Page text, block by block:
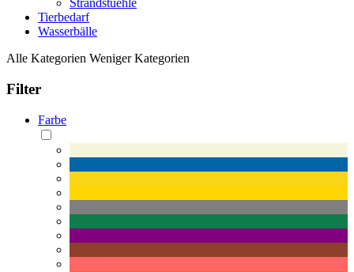
Strandstuehle
Tierbedarf
Wasserbälle
Alle Kategorien Weniger Kategorien
Filter
Farbe